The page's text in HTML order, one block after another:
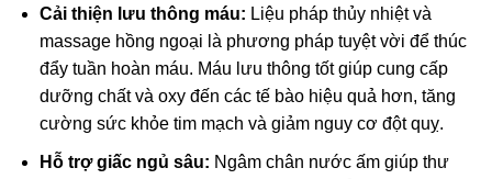
Cải thiện lưu thông máu: Liệu pháp thủy nhiệt và
massage hồng ngoại là phương pháp tuyệt vời để thúc
đẩy tuần hoàn máu. Máu lưu thông tốt giúp cung cấp
dưỡng chất và oxy đến các tế bào hiệu quả hơn, tăng
cường sức khỏe tim mạch và giảm nguy cơ đột quỵ.
Hỗ trợ giấc ngủ sâu: Ngâm chân nước ấm giúp thư